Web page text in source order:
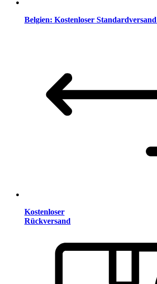
Belgien: Kostenloser Standardversand
Kostenloser
Rückversand